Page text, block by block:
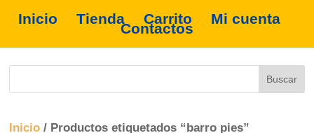
Inicio Tienda Carrito Mi cuenta
Contactos
Inicio / Productos etiquetados “barro pies”